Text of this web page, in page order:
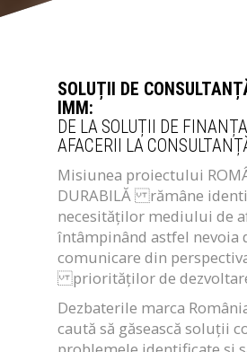
SOLUȚII DE
IMM:
DE LA SOLUȚII DE
AFACERII LA
Misiunea proiectului
DURABILĂ rămâne
necesităților mediului
întâmpinând astfel nevoia
comunicare din
priorităților de
Dezbaterile marca
caută să găsească soluții